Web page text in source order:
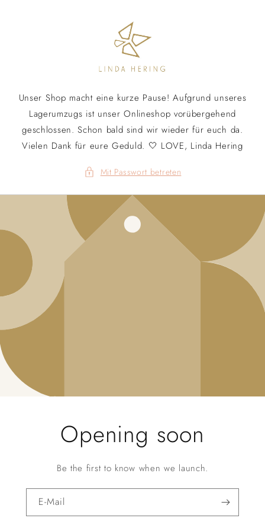
Unser Shop macht eine kurze Pause! Aufgrund unseres
Lagerumzugs ist unser Onlineshop vorübergehend
geschlossen. Schon bald sind wir wieder für euch da.
Vielen Dank für eure Geduld. 🤍 LOVE, Linda Hering
Mit Passwort betreten
Opening soon
Be the first to know when we launch.
E-Mail